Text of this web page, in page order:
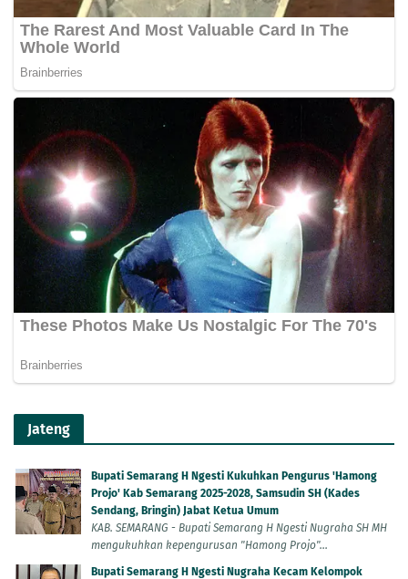
Jateng
Bupati Semarang H Ngesti Kukuhkan Pengurus 'Hamong
Projo' Kab Semarang 2025-2028, Samsudin SH (Kades
Sendang, Bringin) Jabat Ketua Umum
KAB. SEMARANG - Bupati Semarang H Ngesti Nugraha SH MH
mengukuhkan kepengurusan "Hamong Projo"...
Bupati Semarang H Ngesti Nugraha Kecam Kelompok